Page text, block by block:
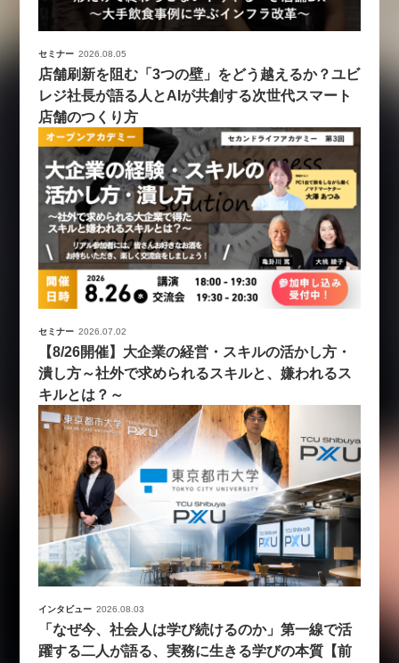
セミナー 2026.08.05
店舗刷新を阻む「3つの壁」をどう越えるか？ユビ
レジ社長が語る人とAIが共創する次世代スマート
店舗のつくり方
セミナー 2026.07.02
【8/26開催】大企業の経営・スキルの活かし方・
潰し方～社外で求められるスキルと、嫌われるス
キルとは？～
インタビュー 2026.08.03
「なぜ今、社会人は学び続けるのか」第一線で活
躍する二人が語る、実務に生きる学びの本質【前